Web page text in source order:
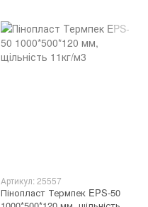
Артикул: 25557
Пінопласт Термпек EPS-50